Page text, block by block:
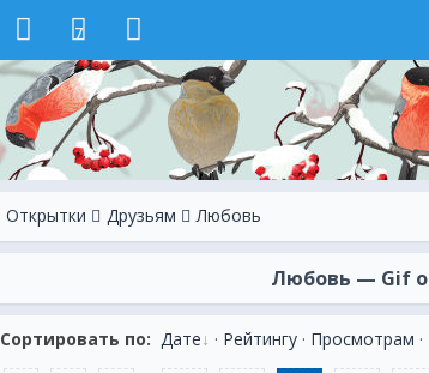
7
Открытки Друзьям Любовь
Любовь — Gif
Сортировать по: Дате · Рейтингу · Просмотрам ·